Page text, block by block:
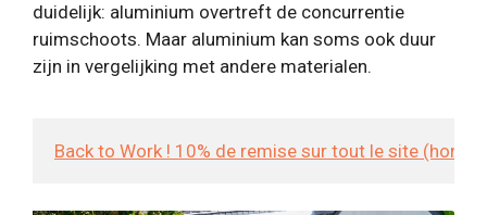
duidelijk: aluminium overtreft de concurrentie
ruimschoots. Maar aluminium kan soms ook duur
zijn in vergelijking met andere materialen.
Back to Work ! 10% de remise sur tout le site (hors